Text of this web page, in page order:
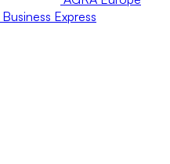
Business Express